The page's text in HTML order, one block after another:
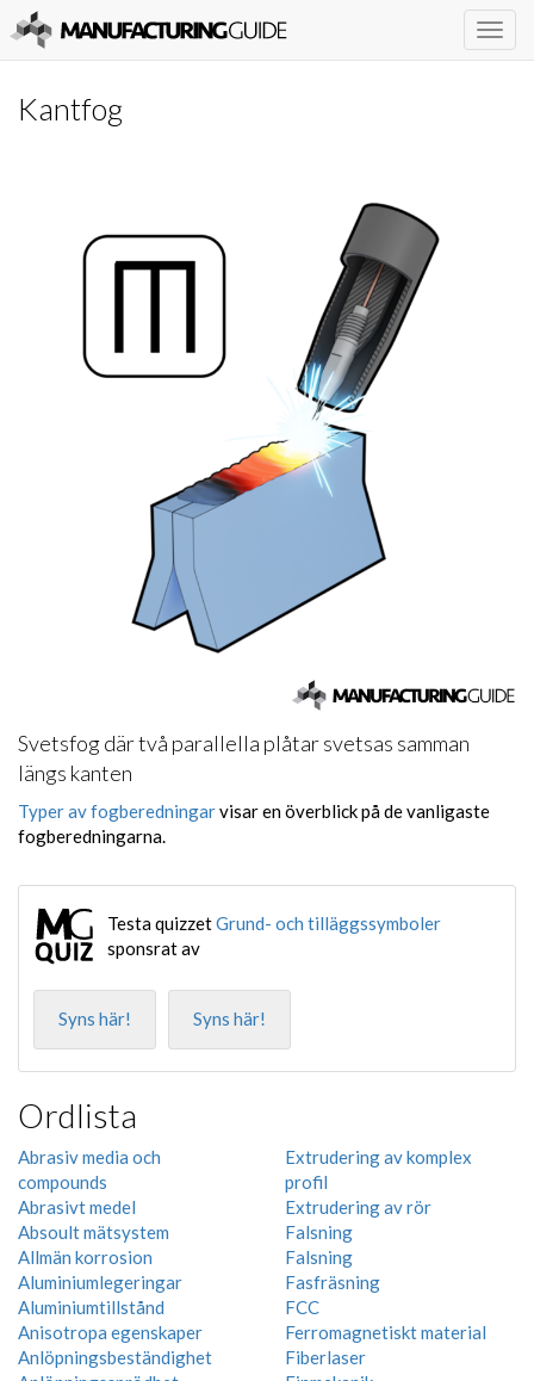
Kantfog
Svetsfog där två parallella plåtar svetsas samman
längs kanten
Typer av fogberedningarvisar en överblick på de vanligaste
fogberedningarna.
Testa quizzetGrund- och tilläggssymboler
sponsrat av
Syns här! Syns här!
Ordlista
Abrasiv media och
compounds
Abrasivt medel
Absoult mätsystem
Allmän korrosion
Aluminiumlegeringar
Aluminiumtillstånd
Anisotropa egenskaper
Anlöpningsbeständighet
Extrudering av komplex
profil
Extrudering av rör
Falsning
Falsning
Fasfräsning
FCC
Ferromagnetiskt material
Fiberlaser